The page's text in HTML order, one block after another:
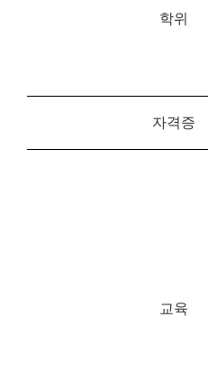
학위
자격증
교육